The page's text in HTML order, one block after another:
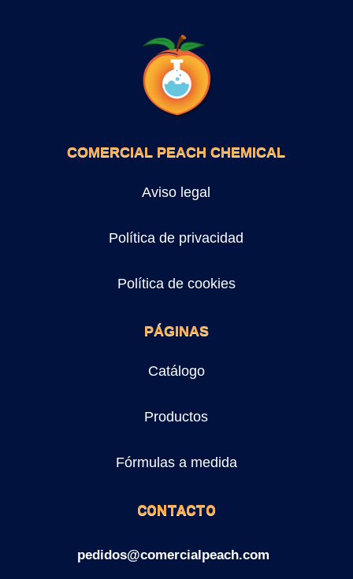
COMERCIAL PEACH CHEMICAL
Aviso legal
Política de privacidad
Política de cookies
PÁGINAS
Catálogo
Productos
Fórmulas a medida
CONTACTO
pedidos@comercialpeach.com